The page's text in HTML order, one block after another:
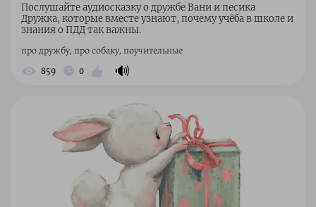
Послушайте аудиосказку о дружбе Вани и песика
Дружка, которые вместе узнают, почему учёба в школе и
знания о ПДД так важны.
про дружбу, про собаку, поучительные
859 0 🔊